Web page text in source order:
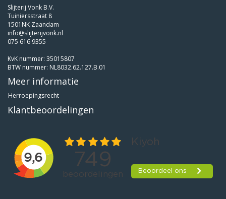
Slijterij Vonk B.V.
Tuiniersstraat 8
1501NK Zaandam
info@slijterijvonk.nl
075 616 9355
KvK nummer: 35015807
BTW nummer: NL8032.62.127.B.01
Meer informatie
Herroepingsrecht
Klantbeoordelingen